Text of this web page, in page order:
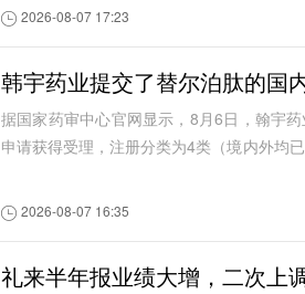
治疗后血糖控制不佳成人2型糖尿病患者的中...
2026-08-07 17:23
韩宇药业提交了替尔泊肽的国
据国家药审中心官网显示，8月6日，翰宇
申请获得受理，注册分类为4类（境内外均
2026-08-07 16:35
礼来半年报业绩大增，二次上